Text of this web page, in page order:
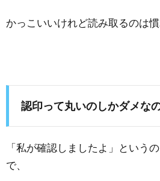
かっこいいけれど読み取るのは慣
認印って丸いのしかダメな
「私が確認しましたよ」という
で、